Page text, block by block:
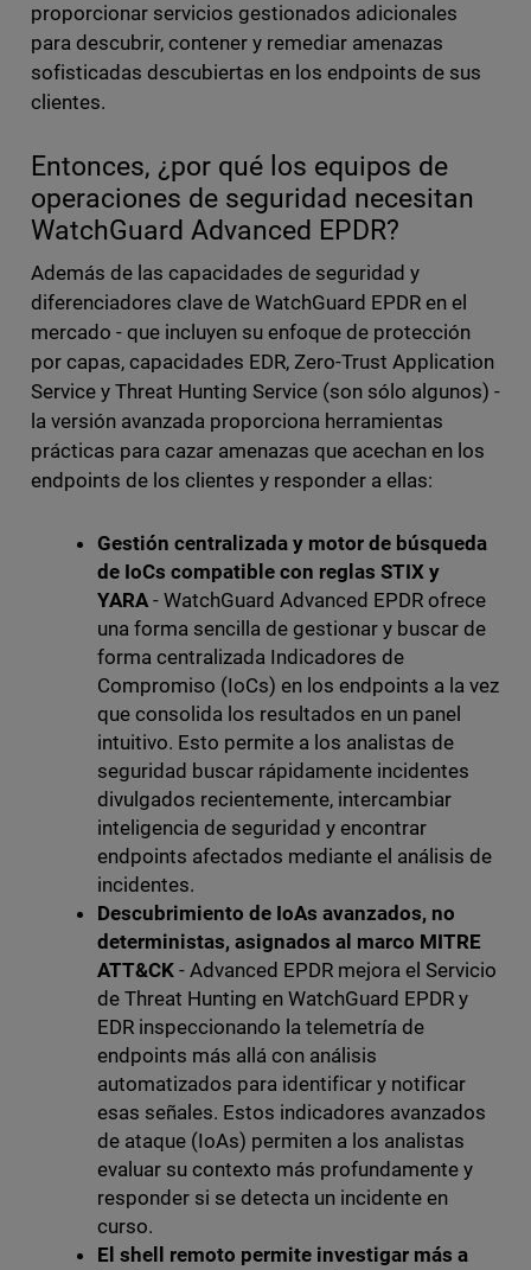
proporcionar servicios gestionados adicionales
para descubrir, contener y remediar amenazas
sofisticadas descubiertas en los endpoints de sus
clientes.
Entonces, ¿por qué los equipos de
operaciones de seguridad necesitan
WatchGuard Advanced EPDR?
Además de las capacidades de seguridad y
diferenciadores clave de WatchGuard EPDR en el
mercado - que incluyen su enfoque de protección
por capas, capacidades EDR, Zero-Trust Application
Service y Threat Hunting Service (son sólo algunos) -
la versión avanzada proporciona herramientas
prácticas para cazar amenazas que acechan en los
endpoints de los clientes y responder a ellas:
Gestión centralizada y motor de búsqueda
de IoCs compatible con reglas STIX y
YARA- WatchGuard Advanced EPDR ofrece
una forma sencilla de gestionar y buscar de
forma centralizada Indicadores de
Compromiso (IoCs) en los endpoints a la vez
que consolida los resultados en un panel
intuitivo. Esto permite a los analistas de
seguridad buscar rápidamente incidentes
divulgados recientemente, intercambiar
inteligencia de seguridad y encontrar
endpoints afectados mediante el análisis de
incidentes.
Descubrimiento de IoAs avanzados, no
deterministas, asignados al marco MITRE
ATT&CK - Advanced EPDR mejora el Servicio
de Threat Hunting en WatchGuard EPDR y
EDR inspeccionando la telemetría de
endpoints más allá con análisis
automatizados para identificar y notificar
esas señales. Estos indicadores avanzados
de ataque (IoAs) permiten a los analistas
evaluar su contexto más profundamente y
responder si se detecta un incidente en
curso.
El shell remoto permite investigar más a